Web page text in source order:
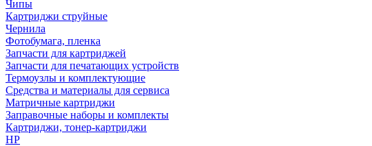
Чипы
Картриджи струйные
Чернила
Фотобумага, пленка
Запчасти для картриджей
Запчасти для печатающих устройств
Термоузлы и комплектующие
Средства и материалы для сервиса
Матричные картриджи
Заправочные наборы и комплекты
Картриджи, тонер-картриджи
HP